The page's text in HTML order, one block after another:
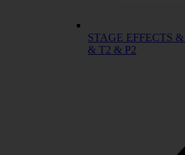
STAGE EFFECTS
& T2 & P2